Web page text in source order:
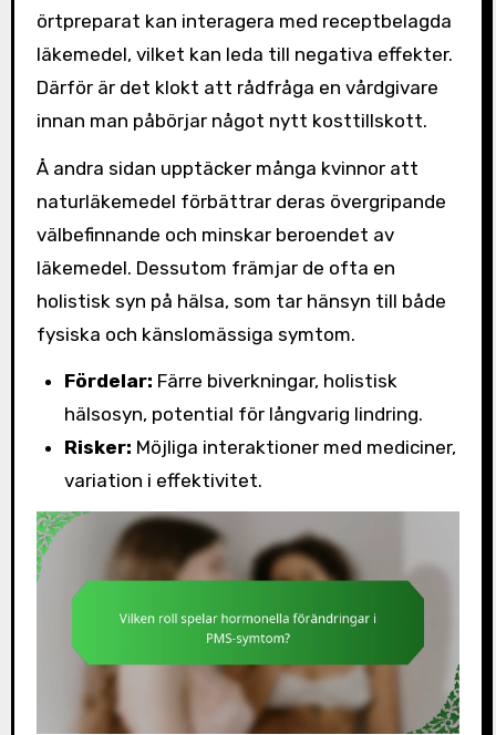
örtpreparat kan interagera med receptbelagda
läkemedel, vilket kan leda till negativa effekter.
Därför är det klokt att rådfråga en vårdgivare
innan man påbörjar något nytt kosttillskott.
Å andra sidan upptäcker många kvinnor att
naturläkemedel förbättrar deras övergripande
välbefinnande och minskar beroendet av
läkemedel. Dessutom främjar de ofta en
holistisk syn på hälsa, som tar hänsyn till både
fysiska och känslomässiga symtom.
Fördelar: Färre biverkningar, holistisk
hälsosyn, potential för långvarig lindring.
Risker: Möjliga interaktioner med mediciner,
variation i effektivitet.